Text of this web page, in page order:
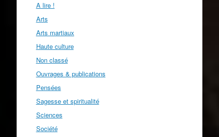
A lire !
Arts
Arts martiaux
Haute culture
Non classé
Ouvrages & publications
Pensées
Sagesse et spiritualité
Sciences
Société